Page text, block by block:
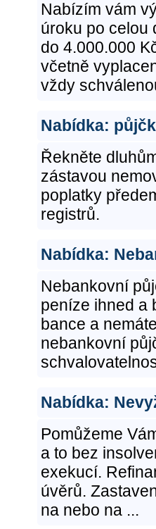
Nabízím vám
úroku po celou
do 4.000.000
včetně
vždy
Nabídka:
Řekněte
zástavou
poplatky
registrů.
Nabídka:
Nebankovní
peníze ihned a
bance a
nebankovní
Nabídka:
Pomůžeme
a to bez
exekucí.
úvěrů.
na nebo na ...